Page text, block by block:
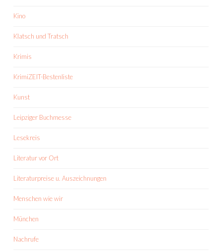
Kino
Klatsch und Tratsch
Krimis
KrimiZEIT-Bestenliste
Kunst
Leipziger Buchmesse
Lesekreis
Literatur vor Ort
Literaturpreise u. Auszeichnungen
Menschen wie wir
München
Nachrufe